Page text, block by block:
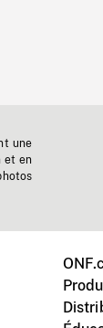
une
et en